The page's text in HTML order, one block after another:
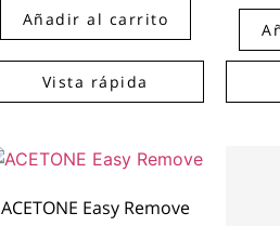
Añadir al carrito
Vista rápida
ACETONE Easy Remove